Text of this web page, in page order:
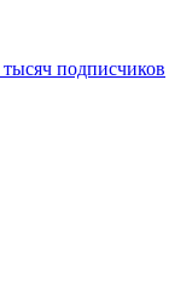
тысяч подписчиков